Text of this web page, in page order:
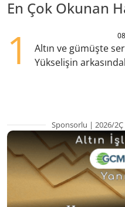
En Çok Okunan
1
Altın ve gümüşte
Yükselişin
Sponsorlu | 2026/2Ç